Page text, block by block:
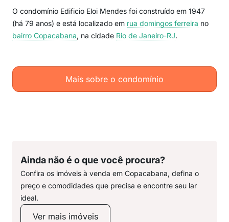
O condomínio Edificio Eloi Mendes foi construído em 1947
(há 79 anos) e está localizado em rua domingos ferreira no
bairro Copacabana, na cidade Rio de Janeiro-RJ.
Mais sobre o condomínio
Ainda não é o que você procura?
Confira os imóveis à venda em Copacabana, defina o
preço e comodidades que precisa e encontre seu lar
ideal.
Ver mais imóveis